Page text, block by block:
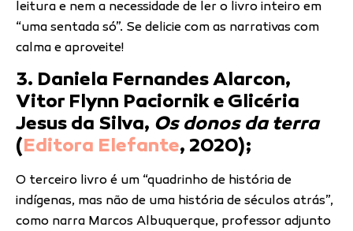
leitura e nem a necessidade de ler o livro inteiro em
“uma sentada só”. Se delicie com as narrativas com
calma e aproveite!
3. Daniela Fernandes Alarcon,
Vitor Flynn Paciornik e Glicéria
Jesus da Silva, Os donos da terra
(Editora Elefante, 2020);
O terceiro livro é um “quadrinho de história de
indígenas, mas não de uma história de séculos atrás”,
como narra Marcos Albuquerque, professor adjunto